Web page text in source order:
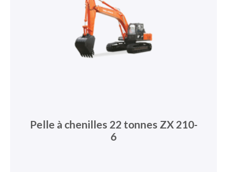
Pelle à chenilles 22 tonnes ZX 210-
6